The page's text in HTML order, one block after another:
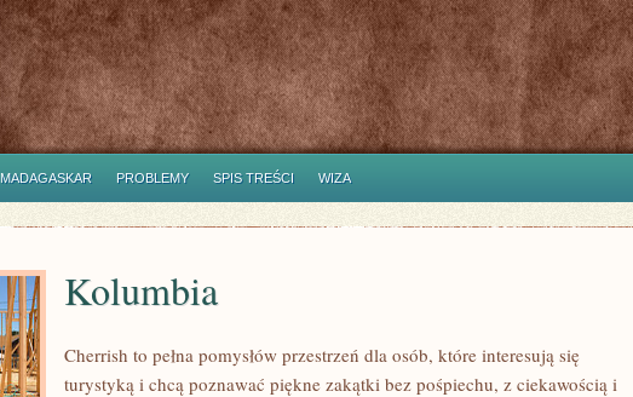
MADAGASKAR PROBLEMY SPIS TREŚCI WIZA
Kolumbia
Cherrish to pełna pomysłów przestrzeń dla osób, które interesują się
turystyką i chcą poznawać piękne zakątki bez pośpiechu, z ciekawością i